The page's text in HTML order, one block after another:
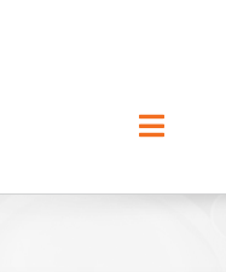
Toggle